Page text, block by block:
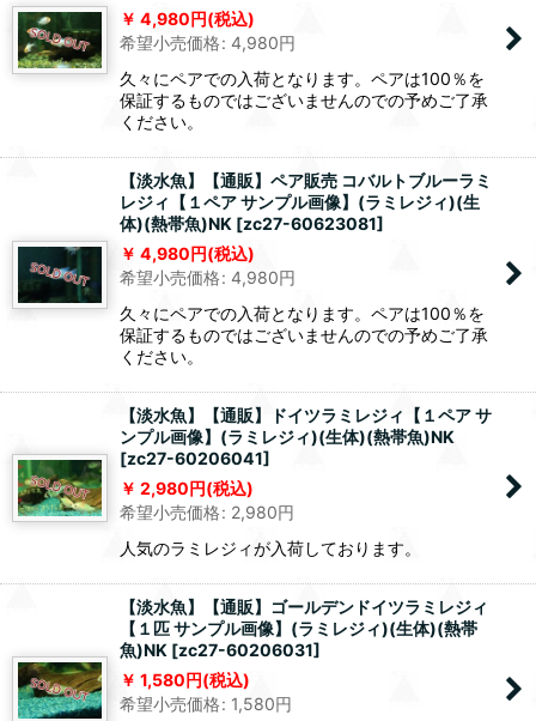
4,980円(税込)
希望小売価格: 4,980円
久々にペアでの入荷となります。ペアは100％を
保証するものではございませんのでの予めご了承
ください。
【淡水魚】【通販】ペア販売 コバルトブルーラミ
レジィ【１ペア サンプル画像】(ラミレジィ)(生
体)(熱帯魚)NK [zc27-60623081]
4,980円(税込)
希望小売価格: 4,980円
久々にペアでの入荷となります。ペアは100％を
保証するものではございませんのでの予めご了承
ください。
【淡水魚】【通販】ドイツラミレジィ【１ペア サ
ンプル画像】(ラミレジィ)(生体)(熱帯魚)NK
[zc27-60206041]
2,980円(税込)
希望小売価格: 2,980円
人気のラミレジィが入荷しております。
【淡水魚】【通販】ゴールデンドイツラミレジィ
【１匹 サンプル画像】(ラミレジィ)(生体)(熱帯
魚)NK [zc27-60206031]
1,580円(税込)
希望小売価格: 1,580円